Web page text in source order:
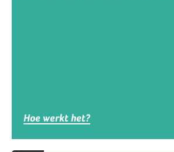
Hoe werkt het?